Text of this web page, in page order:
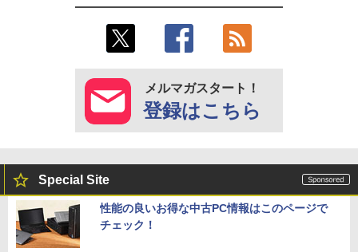
メルマガスタート！
登録はこちら
Special Site
性能の良いお得な中古PC情報はこのページで
チェック！